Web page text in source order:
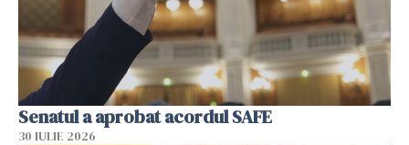
Senatul a aprobat acordul SAFE
30 IULIE 2026